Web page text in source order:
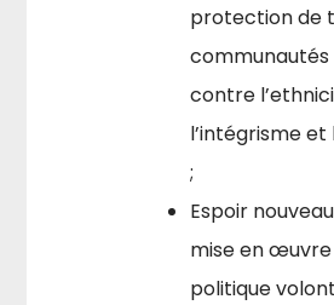
protection de
contre
l’intégrisme
;
Espoir
mise en œuvre
politique